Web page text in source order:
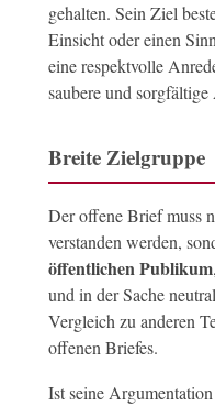
gehalten. Sein Ziel
Einsicht oder einen
eine respektvolle
saubere und
Breite Zielgruppe
Der offene Brief muss
verstanden werden,
öffentlichen Publikum
und in der Sache
Vergleich zu anderen
offenen Briefes.
Ist seine